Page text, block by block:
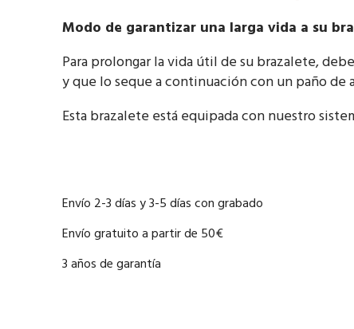
Modo de garantizar una larga vida a su
Para prolongar la vida útil de su brazalete,
y que lo seque a continuación con un paño de
Esta brazalete está equipada con nuestro
Envío 2-3 días y 3-5 días con grabado
Envío gratuito a partir de 50€
3 años de garantía